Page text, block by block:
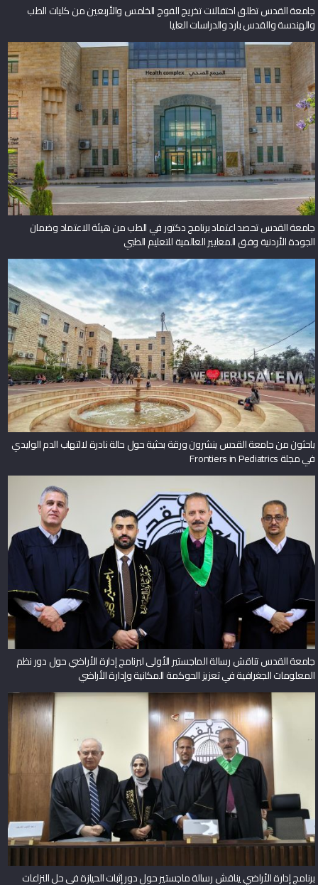
جامعة القدس تطلق احتفالات تخريج الفوج الخامس والأربعين من كليات الطب
والهندسة والقدس بارد والدراسات العليا
جامعة القدس تحصد اعتماد برنامج دكتور في الطب من هيئة الاعتماد وضمان
الجودة الأردنية وفق المعايير العالمية للتعليم الطبي
باحثون من جامعة القدس ينشرون ورقة بحثية حول حالة نادرة لالتهاب الدم الوليدي
في مجلة Frontiers in Pediatrics
جامعة القدس تناقش رسالة الماجستير الأولى لبرنامج إدارة الأراضي حول دور نظم
المعلومات الجغرافية في تعزيز الحوكمة المكانية وإدارة الأراضي
برنامج إدارة الأراضي يناقش رسالة ماجستير حول دور إثبات الحيازة في حل النزاعات